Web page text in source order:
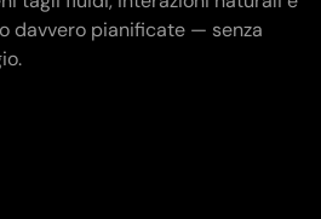
davvero pianificate — senza